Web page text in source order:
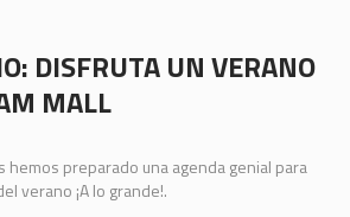
DISFRUTA UN VERANO
MALL
hemos preparado una agenda genial para
verano ¡A lo grande!.